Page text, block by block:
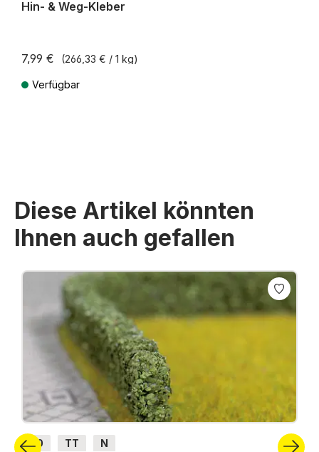
Hin- & Weg-Kleber
7,99 € (266,33 € / 1 kg)
Verfügbar
Diese Artikel könnten
Ihnen auch gefallen
Produktgalerie überspringen
H0 TT
N